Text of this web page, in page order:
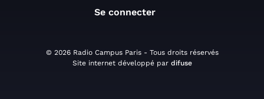
Se connecter
© 2026 Radio Campus Paris - Tous droits réservés
Site internet développé par difuse